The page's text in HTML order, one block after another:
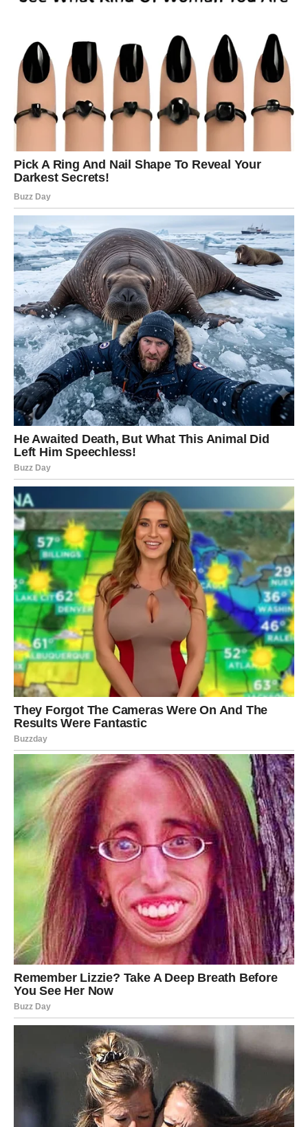
Ovaj period može doneti i nove planove vezane za
Škorpija
Škorpije će tokom ovih dana biti veoma intuitivne. Lako
će osetiti šta se dešava oko njih i prepoznati prave
Moguće je i da će dobiti informaciju ili poruku koja će im
pomoći da bolje razumeju neku situaciju.
Strelac
Za Strelčeve sredina sedmice može donetisudbinska
dešavanja. Neki događaj, susret ili razgovor mogao bi
pokrenuti niz promena koje će imati značajan uticaj na
naredni period.
Možda će upoznati osobu koja će ostaviti snažan utisak ili
će dobiti priliku koja će ih navesti da razmisle o novim
životnim putevima.
Važno je da Strelac bude otvoren za promene jer upravo
one mogu doneti nešto veoma dobro.
Jarac
Jarčevi će tokom ovog perioda razmišljati o svojim
ciljevima i planovima. Ovo je dobar trenutak za donošenje
odluka koje se tiču posla ili finansija.
Moguće je i da će dobiti savet ili podršku od osobe koja
im je važna.
Vodolija
Vodolije bi sredinom sedmice mogle osetiti potrebu za
promenom rutine. Moguće je da će poželeti da započnu
nešto novo ili da naprave plan koji će im doneti više
slobode.
Ovaj period može doneti i zanimljivo poznanstvo.
Ribe
Ribe su znak koji sredinom sedmice možeploviti morem
ljubavi. Emotivna energija biće veoma jaka i mogući su
trenuci koji će probuditi lepe emocije.
Moguće je da će Ribe dobiti pažnju od osobe koja im je
važna ili da će se pojaviti neko ko će u njihov život doneti
romantiku i nežnost.
Ovo je period kada Ribe treba da veruju svom srcu.